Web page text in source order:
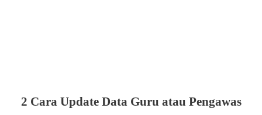
2 Cara Update Data Guru atau Pengawas